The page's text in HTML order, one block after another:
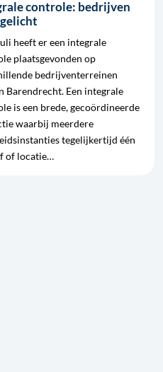
controle: bedrijven
heeft er een integrale
plaatsgevonden op
bedrijventerreinen
Barendrecht. Een integrale
is een brede, gecoördineerde
waarbij meerdere
tegelijkertijd één
of locatie…